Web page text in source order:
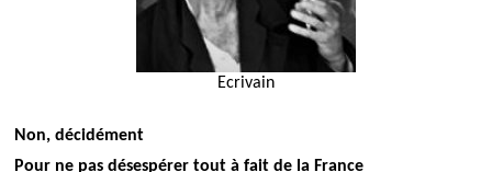
Ecrivain
Non, décidément
Pour ne pas désespérer tout à fait de la France